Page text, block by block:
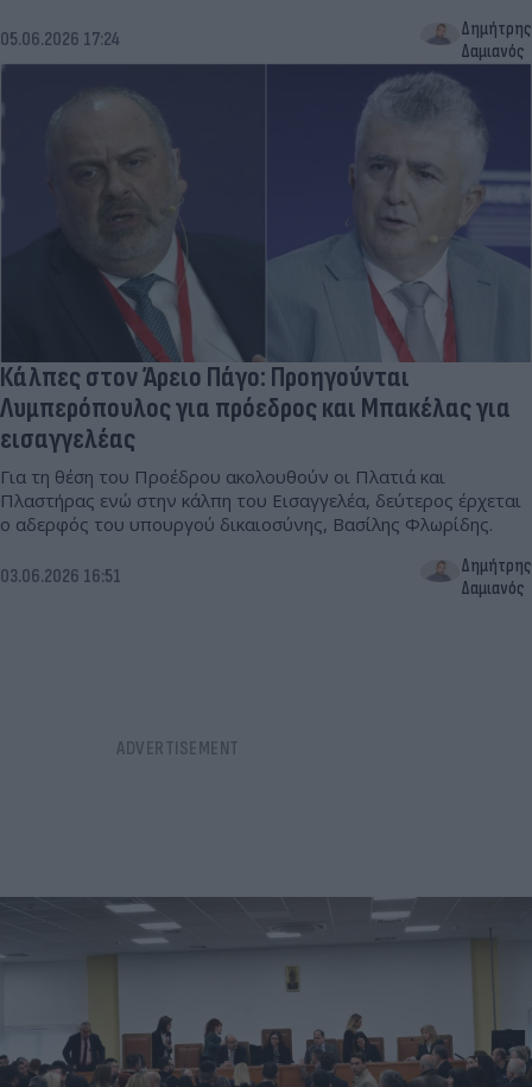
05.06.2026 17:24
Δημήτρης
Δαμιανός
Κάλπες στον Άρειο Πάγο: Προηγούνται
Λυμπερόπουλος για πρόεδρος και Μπακέλας για
εισαγγελέας
Για τη θέση του Προέδρου ακολουθούν οι Πλατιά και
Πλαστήρας ενώ στην κάλπη του Εισαγγελέα, δεύτερος έρχεται
ο αδερφός του υπουργού δικαιοσύνης, Βασίλης Φλωρίδης.
03.06.2026 16:51
Δημήτρης
Δαμιανός